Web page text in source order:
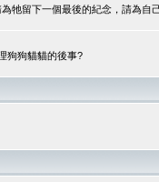
牠留下一個最後的紀念，請為自
狗狗貓貓的後事?